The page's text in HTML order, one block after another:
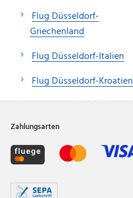
Flug Düsseldorf-
Griechenland
Flug Düsseldorf-Italien
Flug Düsseldorf-Kroatien